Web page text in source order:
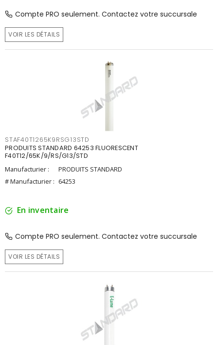
Compte PRO seulement. Contactez votre succursale
VOIR LES DÉTAILS
STAF40T1265K9RSG13STD
PRODUITS STANDARD 64253 FLUORESCENT
F40T12/65K/9/RS/G13/STD
Manufacturier :
PRODUITS STANDARD
# Manufacturier : 64253
En inventaire
Compte PRO seulement. Contactez votre succursale
VOIR LES DÉTAILS